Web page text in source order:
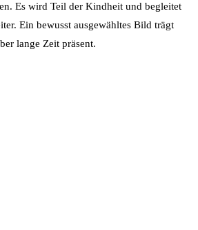
Es wird Teil der Kindheit und begleitet
Ein bewusst ausgewähltes Bild trägt
lange Zeit präsent.